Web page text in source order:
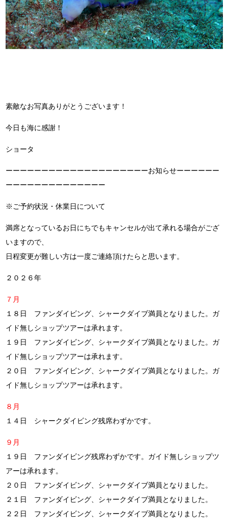
素敵なお写真ありがとうございます！
今日も海に感謝！
ショータ
ーーーーーーーーーーーーーーーーーーーーお知らせーーーーーー
ーーーーーーーーーーーーーー
※ご予約状況・休業日について
満席となっているお日にちでもキャンセルが出て承れる場合がござ
いますので、
日程変更が難しい方は一度ご連絡頂けたらと思います。
２０２６年
７月
１８日 ファンダイビング、シャークダイブ満員となりました。ガ
イド無しショップツアーは承れます。
１９日 ファンダイビング、シャークダイブ満員となりました。ガ
イド無しショップツアーは承れます。
２０日 ファンダイビング、シャークダイブ満員となりました。ガ
イド無しショップツアーは承れます。
８月
１４日 シャークダイビング残席わずかです。
９月
１９日 ファンダイビング残席わずかです。ガイド無しショップツ
アーは承れます。
２０日 ファンダイビング、シャークダイブ満員となりました。
２１日 ファンダイビング、シャークダイブ満員となりました。
２２日 ファンダイビング、シャークダイブ満員となりました。